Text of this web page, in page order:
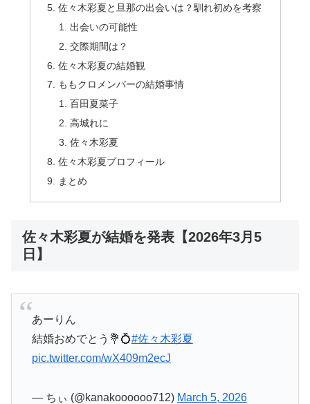
佐々木彩夏と旦那の出会いは？馴れ初めを考察
出会いの可能性
交際期間は？
佐々木彩夏の結婚観
ももクロメンバーの結婚事情
百田夏菜子
高城れに
佐々木彩夏
佐々木彩夏プロフィール
まとめ
佐々木彩夏が結婚を発表【2026年3月5
日】
あーりん
結婚おめでとう💐💍#佐々木彩夏
pic.twitter.com/wX409m2ecJ
— ちぃ (@kanakoooooo712) March 5, 2026